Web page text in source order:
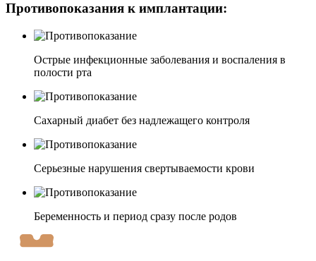
Противопоказания к имплантации:
Острые инфекционные заболевания и воспаления в
полости рта
Сахарный диабет без надлежащего контроля
Серьезные нарушения свертываемости крови
Беременность и период сразу после родов